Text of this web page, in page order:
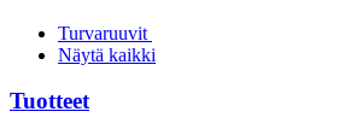
Turvaruuvit
Näytä kaikki
Tuotteet